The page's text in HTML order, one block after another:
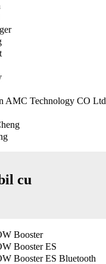
AMC Technology CO Ltd
cu
Booster
Booster ES
Booster ES Bluetooth